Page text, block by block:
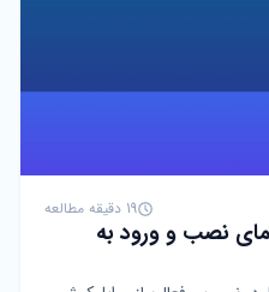
19 دقیقه مطالعه
نصب و ورود به